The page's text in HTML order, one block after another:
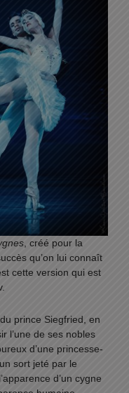
, créé pour la
qu’on lui connaît
cette version qui est
prince Siegfried, en
l’une de ses nobles
d’une princesse-
sort jeté par le
d’un cygne